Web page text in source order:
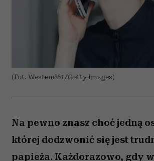
(Fot. Westend61/Getty Images)
Na pewno znasz choć jedną
której dodzwonić się jest
papieża. Każdorazowo, gdy